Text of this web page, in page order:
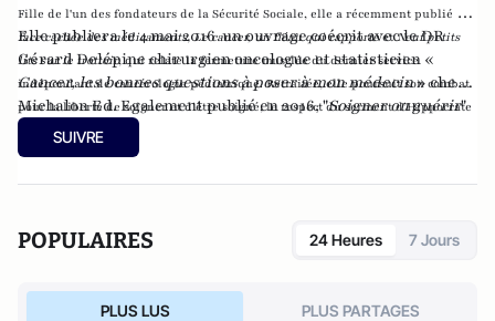
Fille de l'un des fondateurs de la Sécurité Sociale, elle a récemment publié La
face cachée des médicaments,Le cancer, un fléau qui rapporteetNeuf petits
lits sur le trottoir, qui relate la fermeture musclée du dernier service
indépendant de cancérologie pédiatrique. Retraitée, elle poursuit son combat
pour la liberté de soigner et d’être soigné, le respect du serment d’Hippocrate
et du code de Nuremberg en défendant le caractère absolu du consentement
éclairé du patient.
Elle publiera le 4 mai 2016 un ouvrage coécrit avec le DR
Gérard Delépine chirurgien oncologue et statisticien «
Cancer, les bonnes questions à poser à mon médecin» chez
Michalon Ed. Egalement publié en 2016, "Soigner ou guérir"
paru chez Fauves Editions.
SUIVRE
POPULAIRES 24 Heures 7 Jours
PLUS LUS PLUS PARTAGES